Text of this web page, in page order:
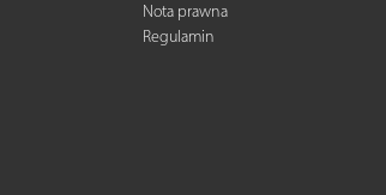
Nota prawna
Regulamin